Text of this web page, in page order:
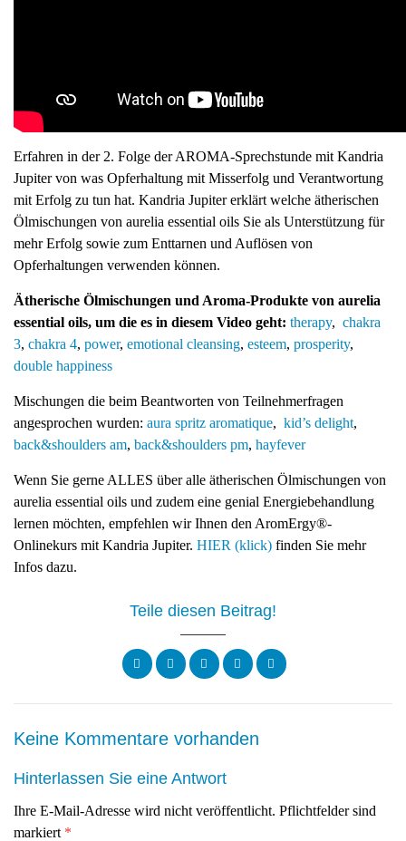
Erfahren in der 2. Folge der AROMA-Sprechstunde mit Kandria
Jupiter von was Opferhaltung mit Misserfolg und Verantwortung
mit Erfolg zu tun hat. Kandria Jupiter erklärt welche ätherischen
Ölmischungen von aurelia essential oils Sie als Unterstützung für
mehr Erfolg sowie zum Enttarnen und Auflösen von
Opferhaltungen verwenden können.
Ätherische Ölmischungen und Aroma-Produkte von aurelia
essential oils, um die es in diesem Video geht: therapy, chakra
3, chakra 4, power, emotional cleansing, esteem, prosperity,
double happiness
Mischungen die beim Beantworten von Teilnehmerfragen
angesprochen wurden: aura spritz aromatique, kid’s delight,
back&shoulders am, back&shoulders pm, hayfever
Wenn Sie gerne ALLES über alle ätherischen Ölmischungen von
aurelia essential oils und zudem eine genial Energiebehandlung
lernen möchten, empfehlen wir Ihnen den AromErgy®-
Onlinekurs mit Kandria Jupiter. HIER (klick) finden Sie mehr
Infos dazu.
Teile diesen Beitrag!
Keine Kommentare vorhanden
Hinterlassen Sie eine Antwort
Ihre E-Mail-Adresse wird nicht veröffentlicht. Pflichtfelder sind
markiert *